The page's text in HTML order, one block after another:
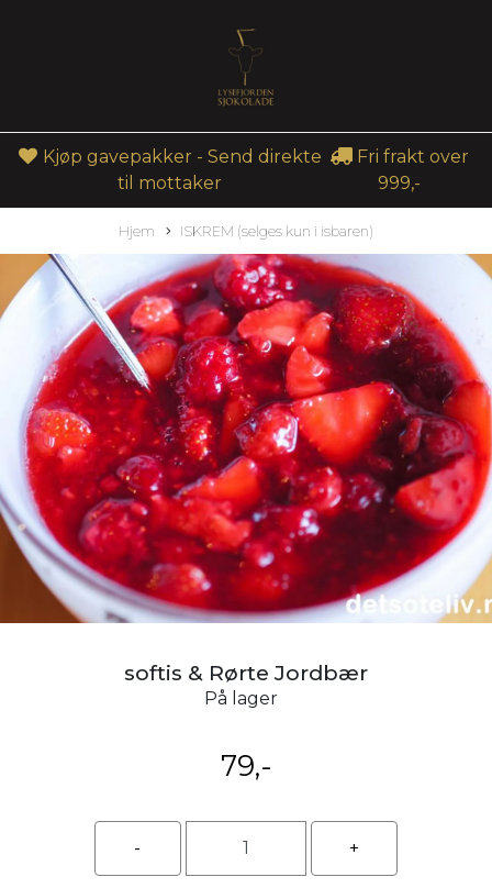
Kjøp gavepakker - Send direkte
til mottaker
Fri frakt over
999,-
Hjem ISKREM (selges kun i isbaren)
softis & Rørte Jordbær
På lager
79,-